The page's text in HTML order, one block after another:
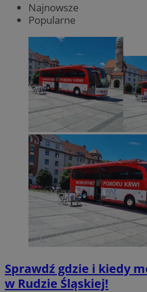
Najnowsze
Popularne
Sprawdź gdzie i kiedy
w Rudzie Śląskiej!